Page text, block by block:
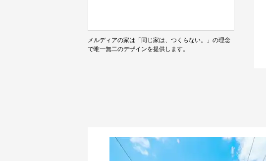
メルディアの家は「同じ家は、つくらない。」の理念
で唯一無二のデザインを提供します。